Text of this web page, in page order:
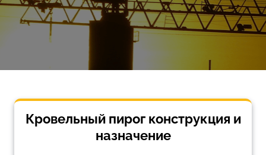
Кровельный пирог конструкция и
назначение